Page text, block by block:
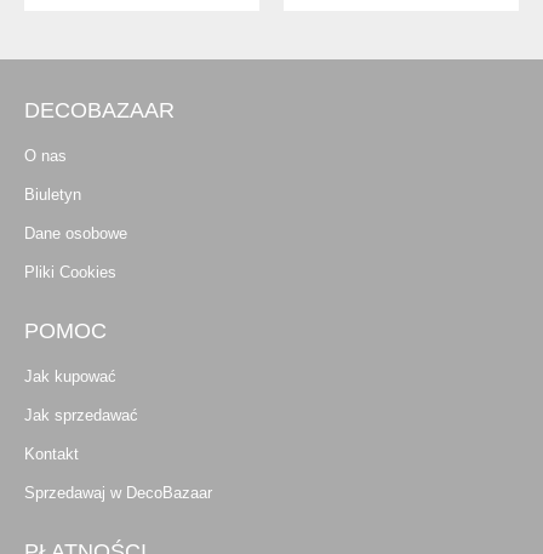
DECOBAZAAR
O nas
Biuletyn
Dane osobowe
Pliki Cookies
POMOC
Jak kupować
Jak sprzedawać
Kontakt
Sprzedawaj w DecoBazaar